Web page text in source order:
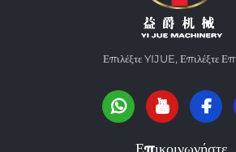
Επιλέξτε YIJUE, Επιλέξτε